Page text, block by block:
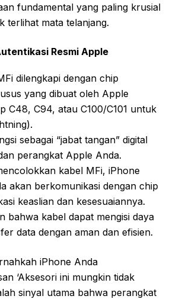
fundamental yang paling krusial
terlihat mata telanjang.
Resmi Apple
dilengkapi dengan chip
yang dibuat oleh Apple
C48, C94, atau C100/C101 untuk
sebagai “jabat tangan” digital
perangkat Apple Anda.
kabel MFi, iPhone
akan berkomunikasi dengan chip
keaslian dan kesesuaiannya.
bahwa kabel dapat mengisi daya
data dengan aman dan efisien.
iPhone Anda
‘Aksesori ini mungkin tidak
sinyal utama bahwa perangkat